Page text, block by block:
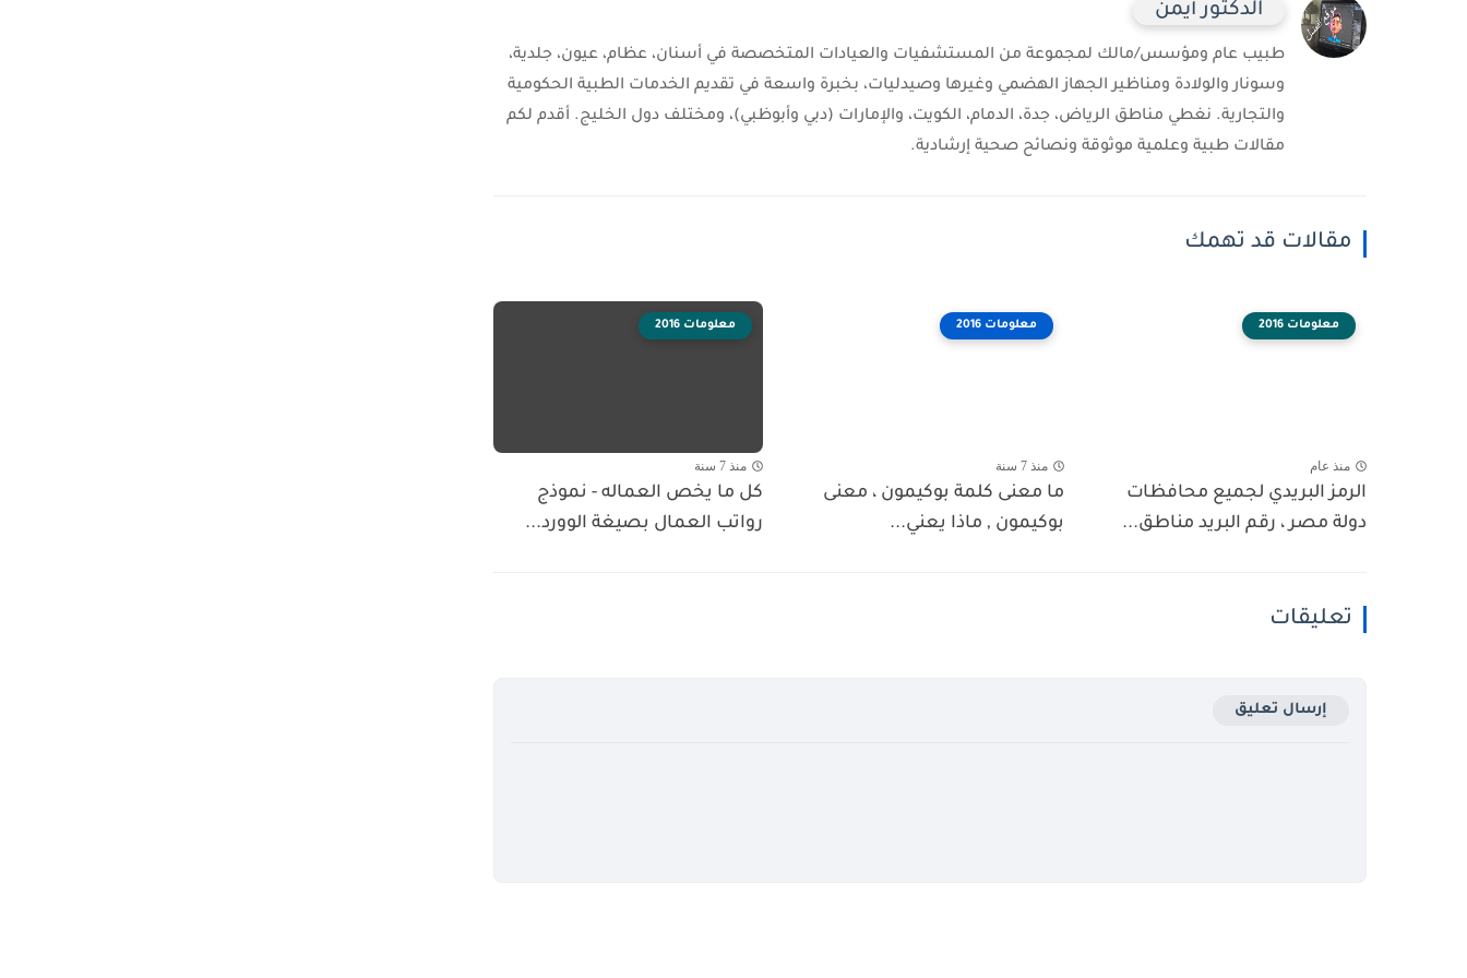
الدكتور أيمن
طبيب عام ومؤسس/مالك لمجموعة من المستشفيات والعيادات المتخصصة في أسنان، عظام، عيون، جلدية،
وسونار والولادة ومناظير الجهاز الهضمي وغيرها وصيدليات، بخبرة واسعة في تقديم الخدمات الطبية الحكومية
والتجارية. نغطي مناطق الرياض، جدة، الدمام، الكويت، والإمارات (دبي وأبوظبي)، ومختلف دول الخليج. أقدم لكم
مقالات طبية وعلمية موثوقة ونصائح صحية إرشادية.
مقالات قد تهمك
معلومات 2016
منذ عام
الرمز البريدي لجميع محافظات
دولة مصر ، رقم البريد مناطق...
معلومات 2016
منذ 7 سنة
ما معنى كلمة بوكيمون ، معنى
بوكيمون , ماذا يعني...
معلومات 2016
منذ 7 سنة
كل ما يخص العماله - نموذج
رواتب العمال بصيغة الوورد...
تعليقات
إرسال تعليق